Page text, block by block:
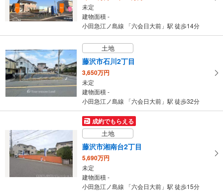
未定
建物面積 -
小田急江ノ島線 「六会日大前」駅 徒歩14分
土地
藤沢市石川2丁目
3,650万円
未定
建物面積 -
小田急江ノ島線 「六会日大前」駅 徒歩32分
成約でもらえる
土地
藤沢市湘南台2丁目
5,690万円
未定
建物面積 -
小田急江ノ島線 「六会日大前」駅 徒歩15分